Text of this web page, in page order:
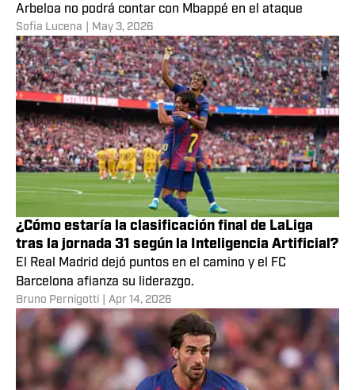
Arbeloa no podrá contar con Mbappé en el ataque
Sofia Lucena May 3, 2026
¿Cómo estaría la clasificación final de LaLiga
tras la jornada 31 según la Inteligencia Artificial?
El Real Madrid dejó puntos en el camino y el FC
Barcelona afianza su liderazgo.
Bruno Pernigotti Apr 14, 2026